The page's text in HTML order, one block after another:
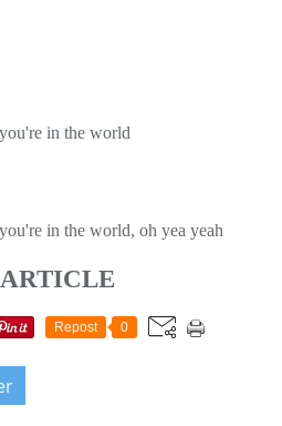
in the world
in the world, oh yea yeah
Repost 0